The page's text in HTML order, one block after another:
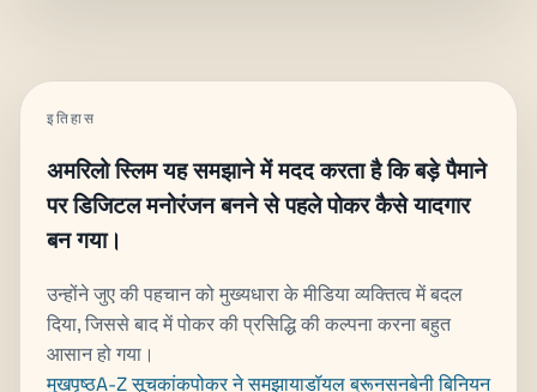
इतिहास
अमरिलो स्लिम यह समझाने में मदद करता है कि बड़े पैमाने
पर डिजिटल मनोरंजन बनने से पहले पोकर कैसे यादगार
बन गया।
उन्होंने जुए की पहचान को मुख्यधारा के मीडिया व्यक्तित्व में बदल
दिया, जिससे बाद में पोकर की प्रसिद्धि की कल्पना करना बहुत
आसान हो गया।
मुखपृष्ठA-Z सूचकांकपोकर ने समझायाडॉयल ब्रूनसनबेनी बिनियन